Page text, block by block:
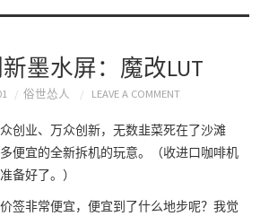
墨水屏：魔改LUT
俗世怂人 LEAVE A COMMENT
创业、万众创新，无数韭菜死在了沙滩
便宜的全新拆机的玩意。（收进口咖啡机
备好了。）
签非常便宜，便宜到了什么地步呢？我觉